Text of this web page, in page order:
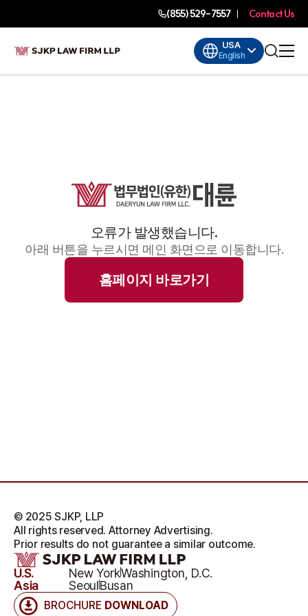
(855) 529-7557 Contact Us
USA
English
오류가 발생했습니다.
아래 버튼을 누르시면 메인 화면으로 이동합니다.
홈페이지 바로가기
BROCHURE DOWNLOAD
U.S. New YorkWashington, D.C.
Asia
SeoulBusan
© 2025 SJKP, LLP
All rights reserved. Attorney Advertising.
Prior results do not guarantee a similar outcome.